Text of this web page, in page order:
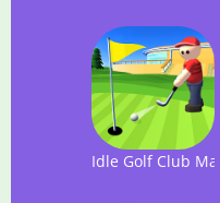
Idle Golf Club